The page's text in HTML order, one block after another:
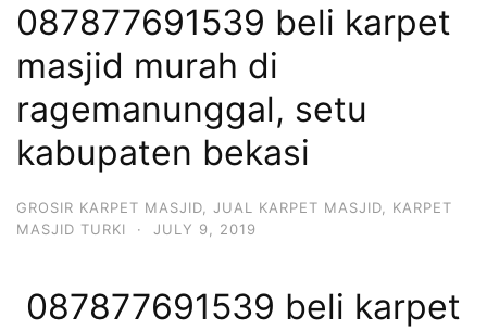
087877691539 beli karpet
masjid murah di
ragemanunggal, setu
kabupaten bekasi
GROSIR KARPET MASJID JUAL KARPET MASJID
KARPET
MASJID TURKI
· JULY 9, 2019
087877691539 beli karpet